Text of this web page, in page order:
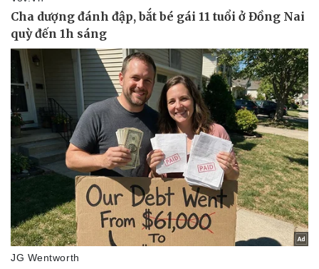
Thể thao
Bóng đá
Lịch thi đấu bóng đá
Thế giới thể thao
eSports
Hậu trường
Ô tô - Xe máy
Ô tô
Xe máy
Tư vấn